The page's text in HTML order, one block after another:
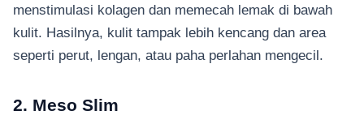
menstimulasi kolagen dan memecah lemak di bawah
kulit. Hasilnya, kulit tampak lebih kencang dan area
seperti perut, lengan, atau paha perlahan mengecil.
2. Meso Slim